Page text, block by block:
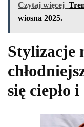
Czytaj więcej
wiosna 2025.
Stylizacje
się ciepło